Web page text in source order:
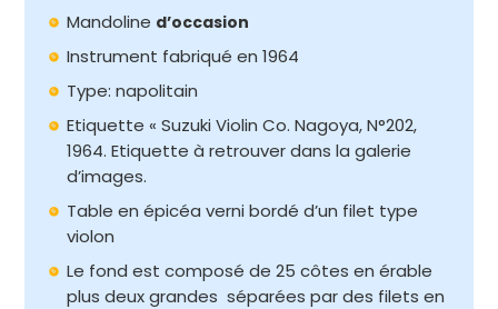
Mandoline d’occasion
Instrument fabriqué en 1964
Type: napolitain
Etiquette « Suzuki Violin Co. Nagoya, N°202,
1964. Etiquette à retrouver dans la galerie
d’images.
Table en épicéa verni bordé d’un filet type
violon
Le fond est composé de 25 côtes en érable
plus deux grandes séparées par des filets en